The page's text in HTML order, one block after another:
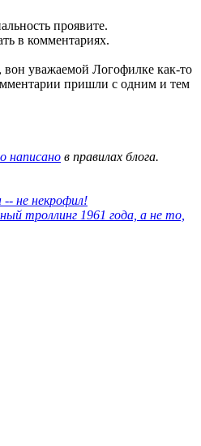
проявите.
в комментариях.
вон уважаемой Логофилке как-то
пришли с одним и тем
написано в правилах блога.
не некрофил!
троллинг 1961 года, а не то,